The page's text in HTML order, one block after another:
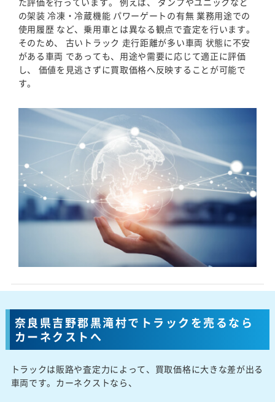
の架装 冷凍・冷蔵機能 パワーゲートの有無 業務用途での
使用履歴 など、乗用車とは異なる観点で査定を行います。
そのため、 古いトラック 走行距離が多い車両 状態に不安
がある車両 であっても、用途や需要に応じて適正に評価
し、 価値を見逃さずに買取価格へ反映することが可能で
す。
奈良県吉野郡黒滝村でトラックを売るなら
カーネクストへ
トラックは販路や査定力によって、買取価格に大きな差が出る
車両です。カーネクストなら、